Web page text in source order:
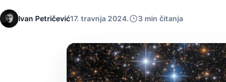
Ivan Petričević17. travnja 2024. 3 min čitanja